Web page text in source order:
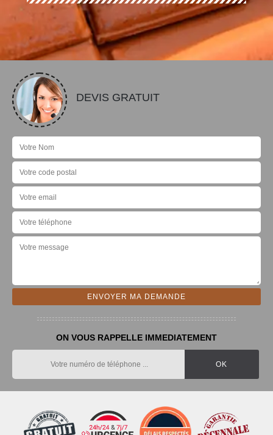
DEVIS GRATUIT
ON VOUS RAPPELLE IMMEDIATEMENT